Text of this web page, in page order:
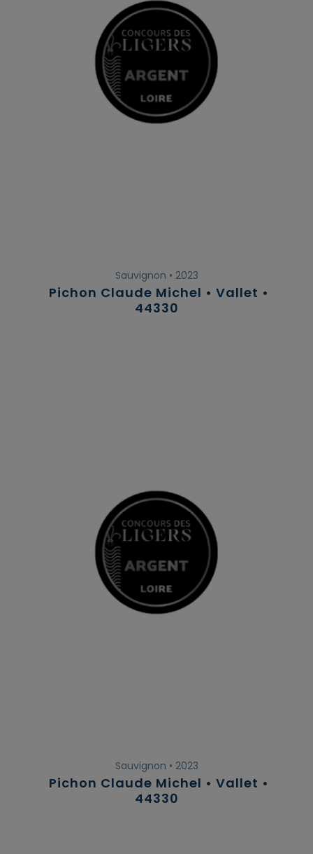
Sauvignon • 2023
Pichon Claude Michel • Vallet •
44330
Sauvignon • 2023
Pichon Claude Michel • Vallet •
44330